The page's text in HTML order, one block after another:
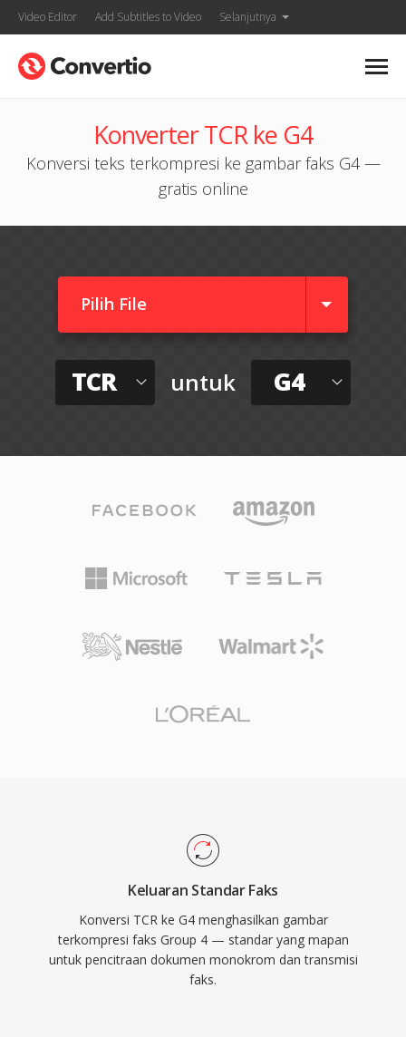
Video Editor Add Subtitles to Video Selanjutnya
Konverter TCR ke G4
Konversi teks terkompresi ke gambar faks G4 —
gratis online
Pilih File
TCR untuk G4
Keluaran Standar Faks
Konversi TCR ke G4 menghasilkan gambar
terkompresi faks Group 4 — standar yang mapan
untuk pencitraan dokumen monokrom dan transmisi
faks.